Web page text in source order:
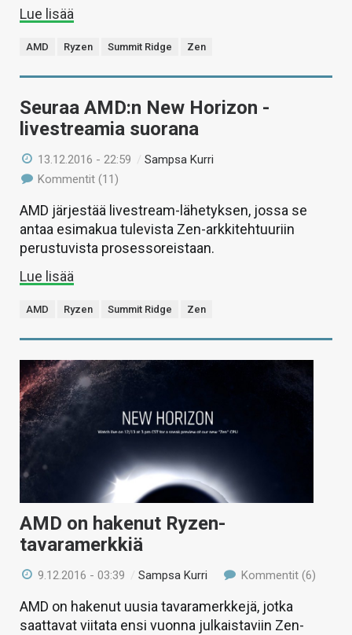
Lue lisää
AMD Ryzen Summit Ridge Zen
Seuraa AMD:n New Horizon -
livestreamia suorana
13.12.2016 - 22:59 /Sampsa Kurri
Kommentit (11)
AMD järjestää livestream-lähetyksen, jossa se
antaa esimakua tulevista Zen-arkkitehtuuriin
perustuvista prosessoreistaan.
Lue lisää
AMD Ryzen Summit Ridge Zen
AMD on hakenut Ryzen-
tavaramerkkiä
9.12.2016 - 03:39 /Sampsa Kurri Kommentit (6)
AMD on hakenut uusia tavaramerkkejä, jotka
saattavat viitata ensi vuonna julkaistaviin Zen-